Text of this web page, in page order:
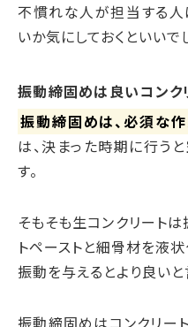
不慣れな人が担当する
いか気にしておくといいでし
振動締固めは良いコンク
振動締固めは、必須な作
は、決まった時期に行う
す。
そもそも生コンクリート
トペーストと細骨材を液
振動を与えるとより良いと